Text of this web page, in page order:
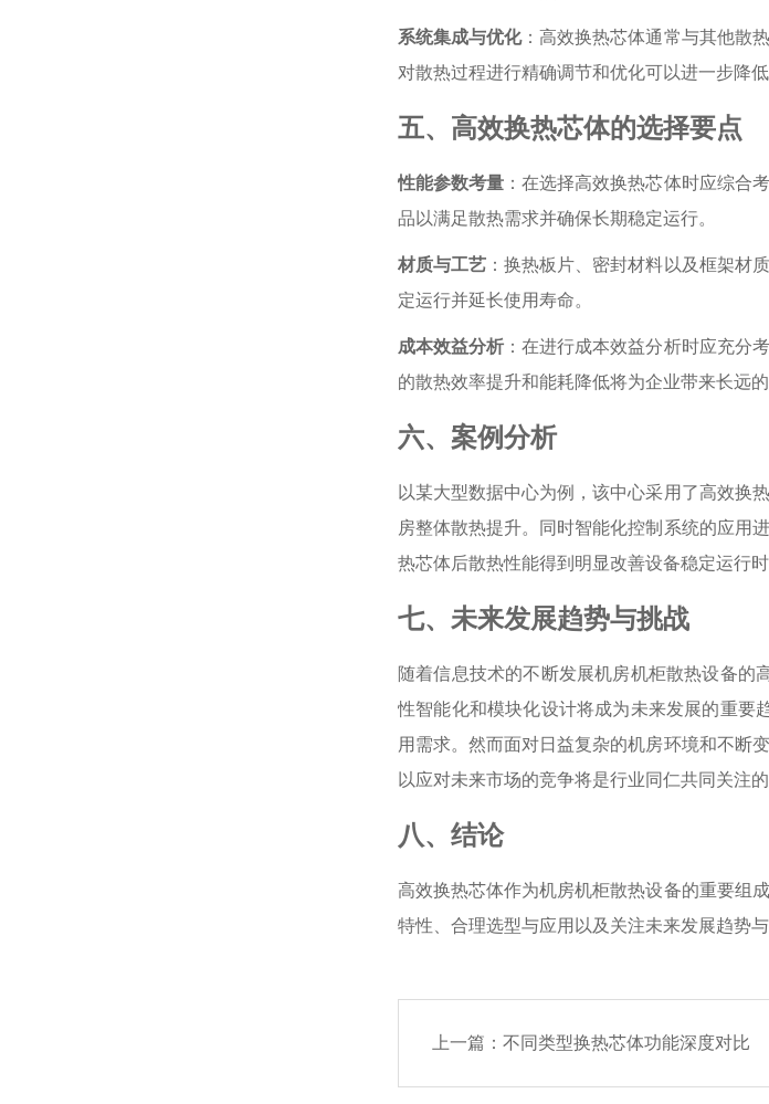
系统集成与优化：高效换热芯体通常与其他散
对散热过程进行精确调节和优化可以进一步降
五、高效换热芯体的选择要点
性能参数考量 ：在选择高效换热芯体时应综合
品以满足散热需求并确保长期稳定运行。
材质与工艺 ：换热板片、密封材料以及框架材
定运行并延长使用寿命。
成本效益分析 ：在进行成本效益分析时应充分
的散热效率提升和能耗降低将为企业带来长远的
六、案例分析
以某大型数据中心为例，该中心采用了高效换
房整体散热提升。同时智能化控制系统的应用
热芯体后散热性能得到明显改善设备稳定运行
七、未来发展趋势与挑战
随着信息技术的不断发展机房机柜散热设备的
性智能化和模块化设计将成为未来发展的重要
用需求。然而面对日益复杂的机房环境和不断
以应对未来市场的竞争将是行业同仁共同关注的
八、结论
高效换热芯体作为机房机柜散热设备的重要组
特性、合理选型与应用以及关注未来发展趋势
上一篇： 不同类型换热芯体功能深度对比